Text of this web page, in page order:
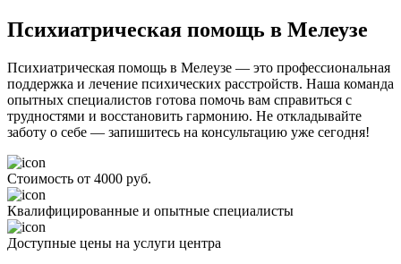
Психиатрическая помощь в Мелеузе
Психиатрическая помощь в Мелеузе — это профессиональная
поддержка и лечение психических расстройств. Наша команда
опытных специалистов готова помочь вам справиться с
трудностями и восстановить гармонию. Не откладывайте
заботу о себе — запишитесь на консультацию уже сегодня!
Стоимость от 4000 руб.
Квалифицированные и опытные специалисты
Доступные цены на услуги центра